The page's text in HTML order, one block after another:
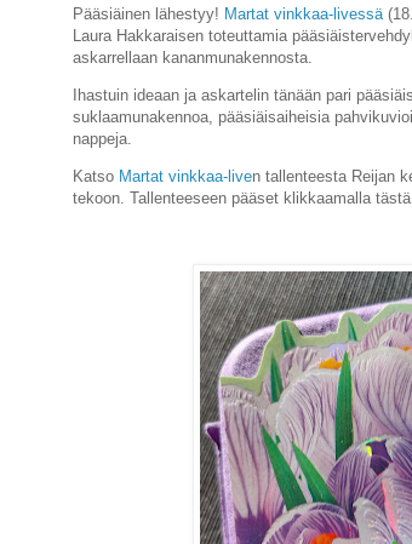
Pääsiäinen lähestyy! Martat vinkkaa-livessä
Laura Hakkaraisen toteuttamia
askarrellaan kananmunakennosta.
Ihastuin ideaan ja askartelin tänään pari
suklaamunakennoa, pääsiäisaiheisia
nappeja.
Katso Martat vinkkaa-liven tallenteesta Reijan
tekoon. Tallenteeseen pääset klikkaamalla tästä